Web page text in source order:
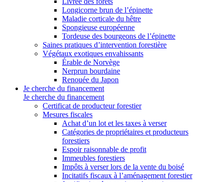
Longicorne brun de l’épinette
Maladie corticale du hêtre
Spongieuse européenne
Tordeuse des bourgeons de l’épinette
Saines pratiques d’intervention forestière
Végétaux exotiques envahissants
Érable de Norvège
Nerprun bourdaine
Renouée du Japon
Je cherche du financement
Je cherche du financement
Certificat de producteur forestier
Mesures fiscales
Achat d’un lot et les taxes à verser
Catégories de propriétaires et producteurs
forestiers
Espoir raisonnable de profit
Immeubles forestiers
Impôts à verser lors de la vente du boisé
Incitatifs fiscaux à l’aménagement forestier